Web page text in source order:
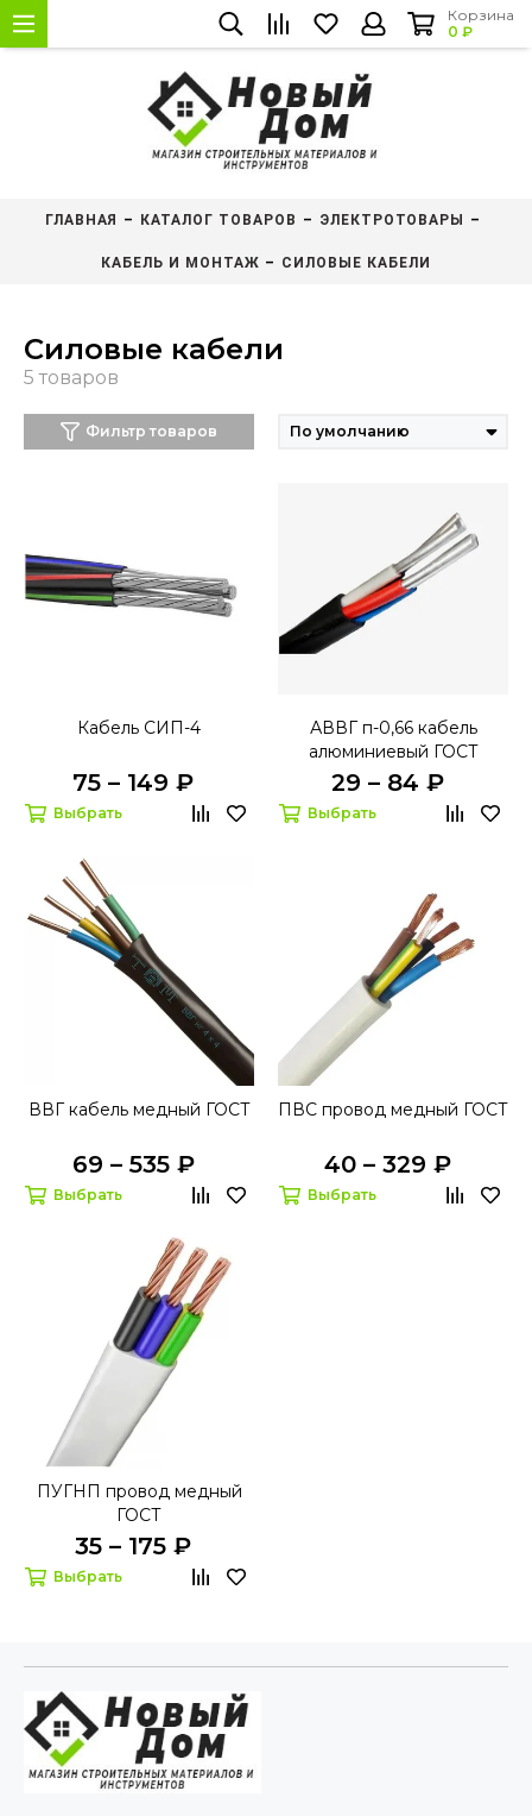
Корзина
0 ₽
ГЛАВНАЯ КАТАЛОГ ТОВАРОВ ЭЛЕКТРОТОВАРЫ
КАБЕЛЬ И МОНТАЖ СИЛОВЫЕ КАБЕЛИ
Силовые кабели
Фильтр товаров
Кабель СИП-4
75 – 149 ₽
Выбрать
АВВГ п-0,66 кабель
алюминиевый ГОСТ
29 – 84 ₽
Выбрать
ВВГ кабель медный ГОСТ
69 – 535 ₽
Выбрать
ПВС провод медный ГОСТ
40 – 329 ₽
Выбрать
ПУГНП провод медный
ГОСТ
35 – 175 ₽
Выбрать